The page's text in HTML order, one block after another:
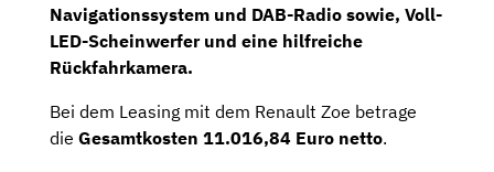
Navigationssystem und DAB-Radio sowie, Voll-
LED-Scheinwerfer und eine hilfreiche
Rückfahrkamera.
Bei dem Leasing mit dem Renault Zoe betrage
die Gesamtkosten 11.016,84 Euro netto.